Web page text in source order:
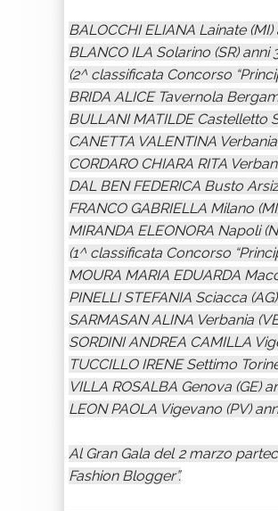
BALOCCHI ELIANA Lainate
BLANCO ILA Solarino (SR)
(2^ classificata Concorso
BRIDA ALICE Tavernola
BULLANI MATILDE Castelletto
CANETTA VALENTINA
CORDARO CHIARA RITA
DAL BEN FEDERICA Busto
FRANCO GABRIELLA Milano
MIRANDA ELEONORA Napoli
(1^ classificata Concorso
MOURA MARIA EDUARDA
PINELLI STEFANIA Sciacca
SARMASAN ALINA Verbania
SORDINI ANDREA CAMILLA
TUCCILLO IRENE Settimo
VILLA ROSALBA Genova (GE)
LEON PAOLA Vigevano (PV)
Al Gran Gala del 2 marzo
Fashion Blogger”.